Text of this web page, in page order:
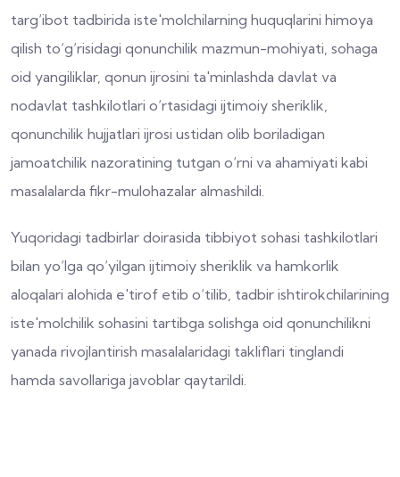
targ‘ibot tadbirida iste'molchilarning huquqlarini himoya
qilish to‘g‘risidagi qonunchilik mazmun-mohiyati, sohaga
oid yangiliklar, qonun ijrosini ta'minlashda davlat va
nodavlat tashkilotlari o‘rtasidagi ijtimoiy sheriklik,
qonunchilik hujjatlari ijrosi ustidan olib boriladigan
jamoatchilik nazoratining tutgan o‘rni va ahamiyati kabi
masalalarda fikr-mulohazalar almashildi.
Yuqoridagi tadbirlar doirasida tibbiyot sohasi tashkilotlari
bilan yo‘lga qo‘yilgan ijtimoiy sheriklik va hamkorlik
aloqalari alohida e'tirof etib o‘tilib, tadbir ishtirokchilarining
iste'molchilik sohasini tartibga solishga oid qonunchilikni
yanada rivojlantirish masalalaridagi takliflari tinglandi
hamda savollariga javoblar qaytarildi.